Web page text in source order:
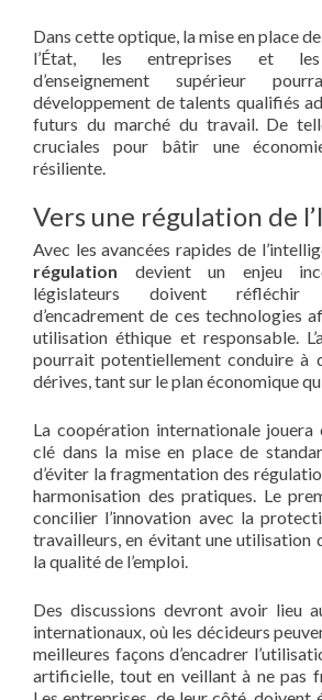
Dans cette optique, la mise en place
l’État, les entreprises et les
d’enseignement supérieur
développement de talents qualifiés
futurs du marché du travail. De
cruciales pour bâtir une
résiliente.
Vers une régulation de
Avec les avancées rapides de
régulation devient un enjeu
législateurs doivent réfléchir
d’encadrement de ces technologies
utilisation éthique et responsable.
pourrait potentiellement conduire à
dérives, tant sur le plan économique
La coopération internationale jouera
clé dans la mise en place de
d’éviter la fragmentation des
harmonisation des pratiques. Le
concilier l’innovation avec la
travailleurs, en évitant une utilisation
la qualité de l’emploi.
Des discussions devront avoir lieu
internationaux, où les décideurs
meilleures façons d’encadrer
artificielle, tout en veillant à ne pas